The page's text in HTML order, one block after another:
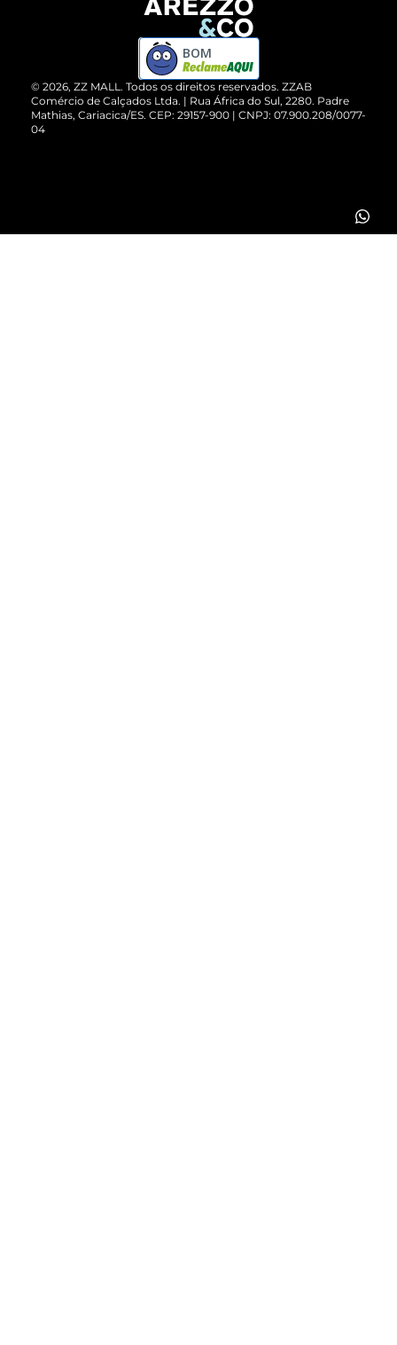
ZZ MALL é confiável
Cartão Presente
Vendas Corporativas
Devolução do Produto
Compre pelo WhatsApp
© 2026, ZZ MALL. Todos os direitos reservados. ZZAB
Comércio de Calçados Ltda. | Rua África do Sul, 2280. Padre
Mathias, Cariacica/ES. CEP: 29157-900 | CNPJ: 07.900.208/0077-
04
BOM